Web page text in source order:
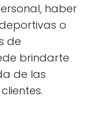
haber
o
de
brindarte
de las